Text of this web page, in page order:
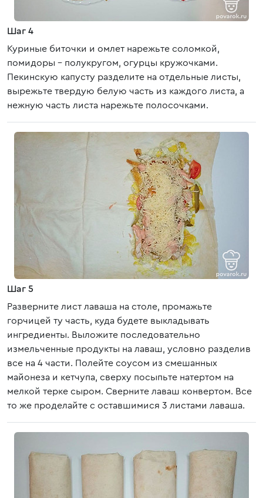
Шаг 4
Куриные биточки и омлет нарежьте соломкой,
помидоры – полукругом, огурцы кружочками.
Пекинскую капусту разделите на отдельные листы,
вырежьте твердую белую часть из каждого листа, а
нежную часть листа нарежьте полосочками.
Шаг 5
Разверните лист лаваша на столе, промажьте
горчицей ту часть, куда будете выкладывать
ингредиенты. Выложите последовательно
измельченные продукты на лаваш, условно разделив
все на 4 части. Полейте соусом из смешанных
майонеза и кетчупа, сверху посыпьте натертом на
мелкой терке сыром. Сверните лаваш конвертом. Все
то же проделайте с оставшимися 3 листами лаваша.